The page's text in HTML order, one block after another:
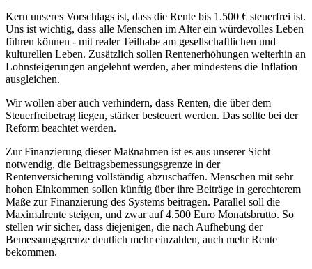
Kern unseres Vorschlags ist, dass die Rente bis 1.500 € steuerfrei ist.
Uns ist wichtig, dass alle Menschen im Alter ein würdevolles Leben
führen können - mit realer Teilhabe am gesellschaftlichen und
kulturellen Leben. Zusätzlich sollen Rentenerhöhungen weiterhin an
Lohnsteigerungen angelehnt werden, aber mindestens die Inflation
ausgleichen.
Wir wollen aber auch verhindern, dass Renten, die über dem
Steuerfreibetrag liegen, stärker besteuert werden. Das sollte bei der
Reform beachtet werden.
Zur Finanzierung dieser Maßnahmen ist es aus unserer Sicht
notwendig, die Beitragsbemessungsgrenze in der
Rentenversicherung vollständig abzuschaffen. Menschen mit sehr
hohen Einkommen sollen künftig über ihre Beiträge in gerechterem
Maße zur Finanzierung des Systems beitragen. Parallel soll die
Maximalrente steigen, und zwar auf 4.500 Euro Monatsbrutto. So
stellen wir sicher, dass diejenigen, die nach Aufhebung der
Bemessungsgrenze deutlich mehr einzahlen, auch mehr Rente
bekommen.